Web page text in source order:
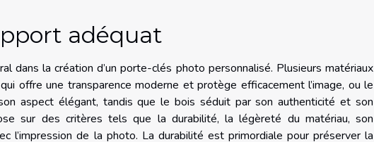
adéquat
dans la création d’un porte-clés photo personnalisé. Plusieurs matériaux
offre une transparence moderne et protège efficacement l’image, ou le
aspect élégant, tandis que le bois séduit par son authenticité et son
sur des critères tels que la durabilité, la légèreté du matériau, son
l’impression de la photo. La durabilité est primordiale pour préserver la